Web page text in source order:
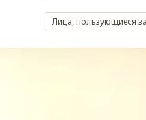
Лица, пользующиеся